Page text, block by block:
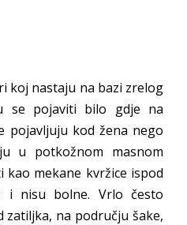
koj nastaju na bazi zrelog
se pojaviti bilo gdje na
pojavljuju kod žena nego
u potkožnom masnom
mekane kvržice ispod
i nisu bolne. Vrlo često
zatiljka, na području šake,